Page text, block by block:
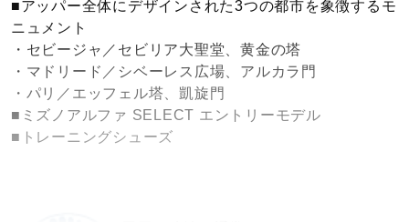
サポーター
健康／エクササイズ
ジュニア／キッズ
■アッパー全体にデザインされた3つの都市を象徴するモ
ニュメント
・セビージャ／セビリア大聖堂、黄金の塔
・マドリード／シベーレス広場、アルカラ門
・パリ／エッフェル塔、凱旋門
■ミズノアルファ SELECT エントリーモデル
■トレーニングシューズ